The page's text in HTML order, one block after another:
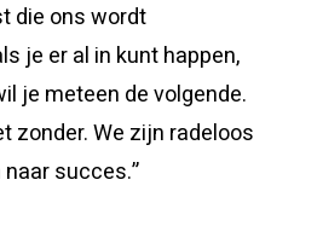
die ons wordt
je er al in kunt happen,
je meteen de volgende.
zonder. We zijn radeloos
succes.”